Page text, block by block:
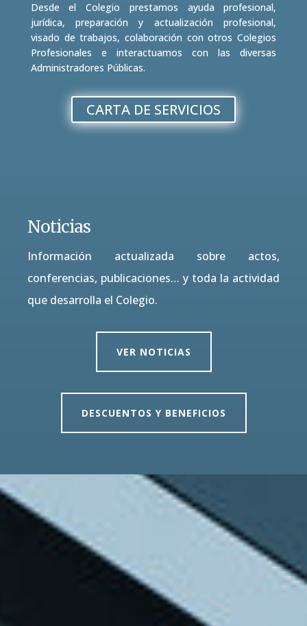
Desde el Colegio prestamos ayuda profesional,
jurídica, preparación y actualización profesional,
visado de trabajos, colaboración con otros Colegios
Profesionales e interactuamos con las diversas
Administradores Públicas.
CARTA DE SERVICIOS
Noticias
Información actualizada sobre actos,
conferencias, publicaciones… y toda la actividad
que desarrolla el Colegio.
VER NOTICIAS
DESCUENTOS Y BENEFICIOS